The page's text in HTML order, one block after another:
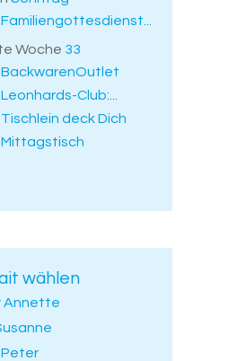
Familiengottesdienst...
Woche 33
BackwarenOutlet
Leonhards-Club:...
Tischlein deck Dich
Mittagstisch
wählen
Annette